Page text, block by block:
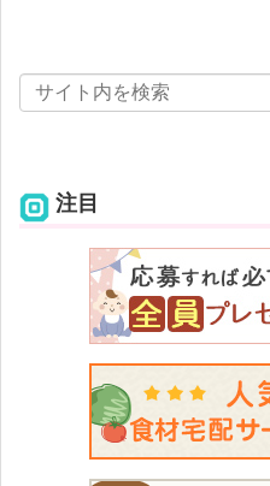
注目